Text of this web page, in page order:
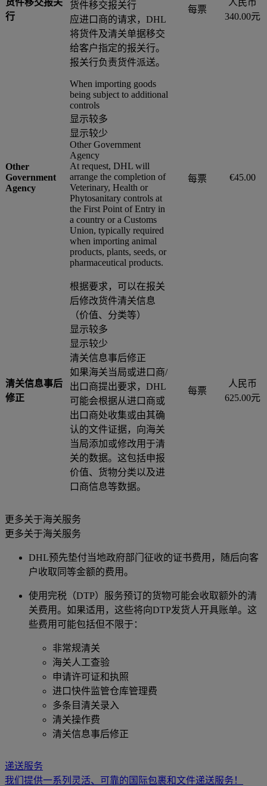
行
货件移交报关行
应进口商的请求，DHL
将货件及清关单据移交
给客户指定的报关行。
报关行负责货件派送。
每票
340.00元
Other
Government
Agency
When importing goods
being subject to additional
controls
显示较多
显示较少
Other Government
Agency
At request, DHL will
arrange the completion of
Veterinary, Health or
Phytosanitary controls at
the First Point of Entry in
a country or a Customs
Union, typically required
when importing animal
products, plants, seeds, or
pharmaceutical products.
每票 €45.00
清关信息事后
修正
根据要求，可以在报关
后修改货件清关信息
（价值、分类等）
显示较多
显示较少
清关信息事后修正
如果海关当局或进口商/
出口商提出要求，DHL
可能会根据从进口商或
出口商处收集或由其确
认的文件证据，向海关
当局添加或修改用于清
关的数据。这包括申报
价值、货物分类以及进
口商信息等数据。
每票
人民币
625.00元
更多关于海关服务
更多关于海关服务
DHL预先垫付当地政府部门征收的证书费用，随后向客
户收取同等金额的费用。
使用完税（DTP）服务预订的货物可能会收取额外的清
关费用。如果适用，这些将向DTP发货人开具账单。这
些费用可能包括但不限于：
非常规清关
海关人工查验
申请许可证和执照
进口快件监管仓库管理费
多条目清关录入
清关操作费
清关信息事后修正
递送服务
我们提供一系列灵活、可靠的国际包裹和文件递送服务！